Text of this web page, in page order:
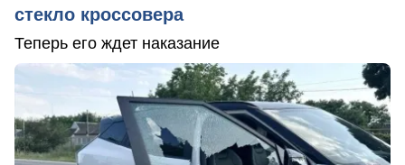
стекло кроссовера
Теперь его ждет наказание